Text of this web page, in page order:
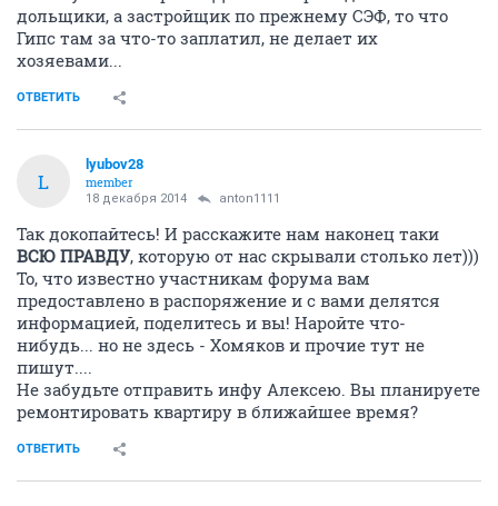
дольщики, а застройщик по прежнему СЭФ, то что
Гипс там за что-то заплатил, не делает их
хозяевами...
ОТВЕТИТЬ
L
lyubov28
member
18 декабря 2014 anton1111
Так докопайтесь! И расскажите нам наконец таки
ВСЮ ПРАВДУ, которую от нас скрывали столько лет)))
То, что известно участникам форума вам
предоставлено в распоряжение и с вами делятся
информацией, поделитесь и вы! Наройте что-
нибудь... но не здесь - Хомяков и прочие тут не
пишут....
Не забудьте отправить инфу Алексею. Вы планируете
ремонтировать квартиру в ближайшее время?
ОТВЕТИТЬ